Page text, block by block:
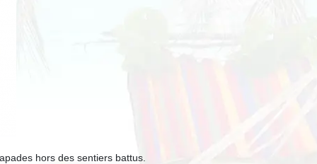
hors des sentiers battus.